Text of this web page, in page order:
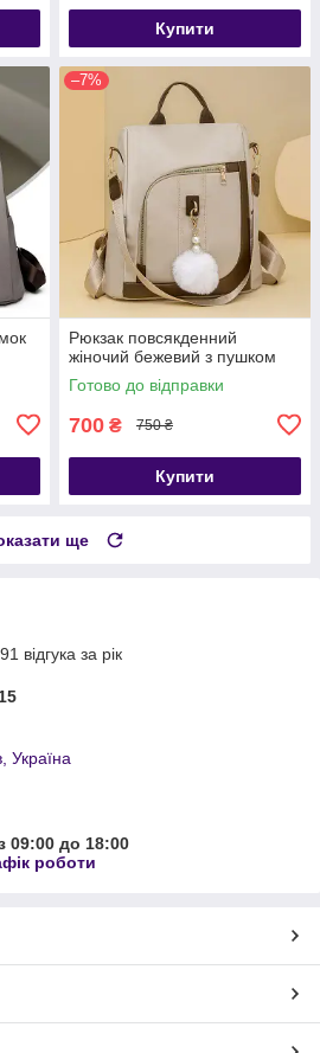
Купити
–7%
Рюкзак повсякденний
жіночий бежевий з пушком
Готово до відправки
700 ₴ 750 ₴
Купити
ще
відгука за рік
Україна
09:00 до 18:00
роботи